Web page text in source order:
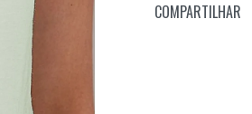
COMPARTILHAR